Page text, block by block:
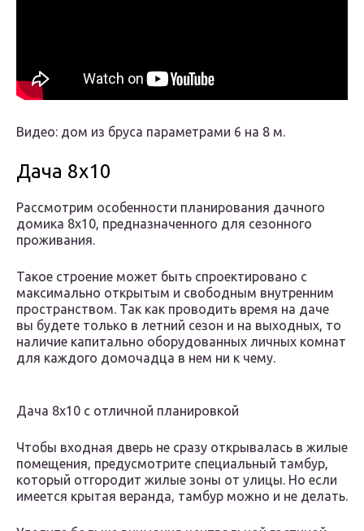
Видео: дом из бруса параметрами 6 на 8 м.
Дача 8х10
Рассмотрим особенности планирования дачного
домика 8х10, предназначенного для сезонного
проживания.
Такое строение может быть спроектировано с
максимально открытым и свободным внутренним
пространством. Так как проводить время на даче
вы будете только в летний сезон и на выходных, то
наличие капитально оборудованных личных комнат
для каждого домочадца в нем ни к чему.
Дача 8х10 с отличной планировкой
Чтобы входная дверь не сразу открывалась в жилые
помещения, предусмотрите специальный тамбур,
который отгородит жилые зоны от улицы. Но если
имеется крытая веранда, тамбур можно и не делать.